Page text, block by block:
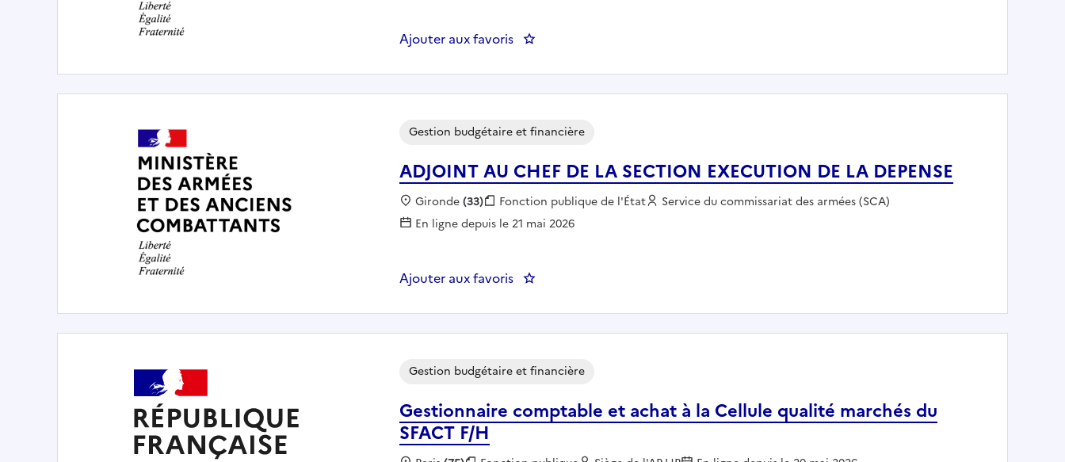
Ajouter aux favoris : EXPERT COMPTABILITE GENERALE
ADJOINT AU CHEF DE LA SECTION EXECUTION DE LA DEPENSE
Gestion budgétaire et financière
Localisation :
Gironde(33) Fonction publique :
Fonction publique de l'État Employeur :
Service du commissariat des armées (SCA)
En ligne depuis le 21 mai 2026
Ajouter aux favoris : ADJOINT AU CHEF DE LA SECTION EXECUTION DE LA DEPENSE
Gestionnaire comptable et achat à la Cellule qualité marchés du
SFACT F/H
Gestion budgétaire et financière